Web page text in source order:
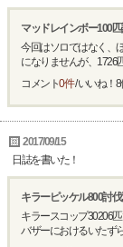
マッドレインボー100
今回はソロではなく、
になりませんが、1726
コメント0件/ いいね！ 8
2017/09/15
日誌を書いた！
キラーピッケル800討
キラースコップ30206
バザーにおけるいたず